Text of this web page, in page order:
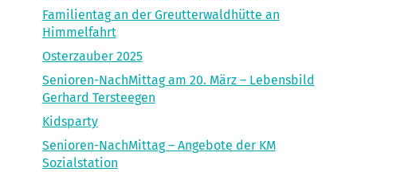
Familientag an der Greutterwaldhütte an
Himmelfahrt
Osterzauber 2025
Senioren-NachMittag am 20. März – Lebensbild
Gerhard Tersteegen
Kidsparty
Senioren-NachMittag – Angebote der KM
Sozialstation